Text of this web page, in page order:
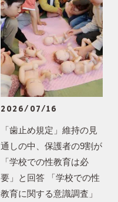
2026/07/16
「歯止め規定」維持の見
通しの中、保護者の9割が
「学校での性教育は必
要」と回答 「学校での性
教育に関する意識調査」